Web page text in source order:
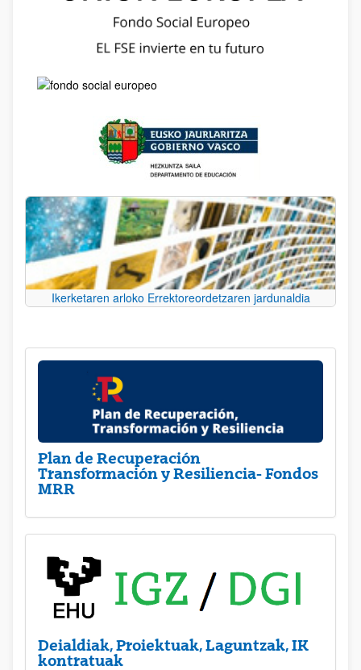
Ikerketaren arloko Errektoreordetzaren jardunaldia
Plan de Recuperación
Transformación y Resiliencia- Fondos
MRR
Deialdiak, Proiektuak, Laguntzak, IK
kontratuak